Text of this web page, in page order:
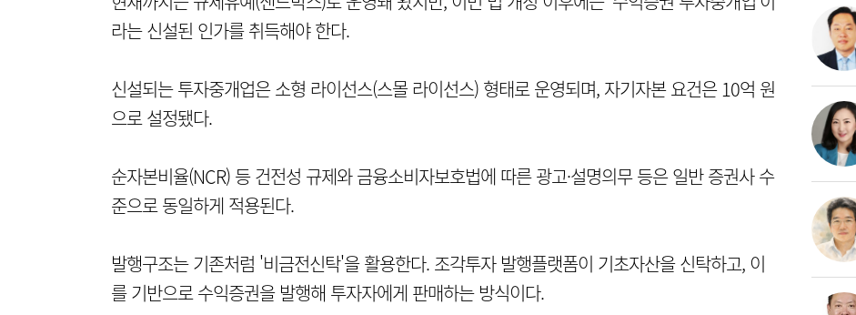
라는 신설된 인가를 취득해야 한다.
신설되는 투자중개업은 소형 라이선스(스몰 라이선스) 형태로 운영되며, 자기자본 요건은 10억 원
으로 설정됐다.
순자본비율(NCR) 등 건전성 규제와 금융소비자보호법에 따른 광고·설명의무 등은 일반 증권사 수
준으로 동일하게 적용된다.
발행구조는 기존처럼 '비금전신탁'을 활용한다. 조각투자 발행플랫폼이 기초자산을 신탁하고, 이
를 기반으로 수익증권을 발행해 투자자에게 판매하는 방식이다.
16:21
16:18